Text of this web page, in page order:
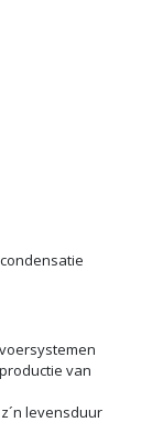
van
levensduur